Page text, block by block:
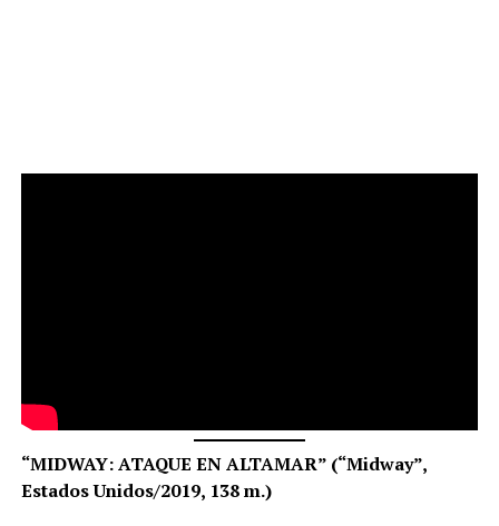
“MIDWAY: ATAQUE EN ALTAMAR” (“Midway”,
Estados Unidos/2019, 138 m.)